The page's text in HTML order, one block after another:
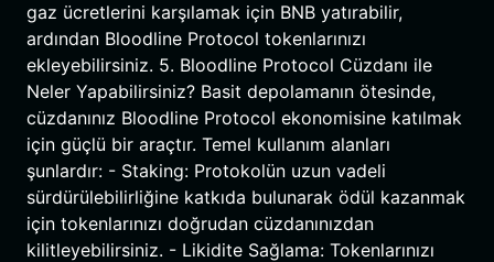
gaz ücretlerini karşılamak için BNB yatırabilir,
ardından Bloodline Protocol tokenlarınızı
ekleyebilirsiniz. 5. Bloodline Protocol Cüzdanı ile
Neler Yapabilirsiniz? Basit depolamanın ötesinde,
cüzdanınız Bloodline Protocol ekonomisine katılmak
için güçlü bir araçtır. Temel kullanım alanları
şunlardır: - Staking: Protokolün uzun vadeli
sürdürülebilirliğine katkıda bulunarak ödül kazanmak
için tokenlarınızı doğrudan cüzdanınızdan
kilitleyebilirsiniz. - Likidite Sağlama: Tokenlarınızı